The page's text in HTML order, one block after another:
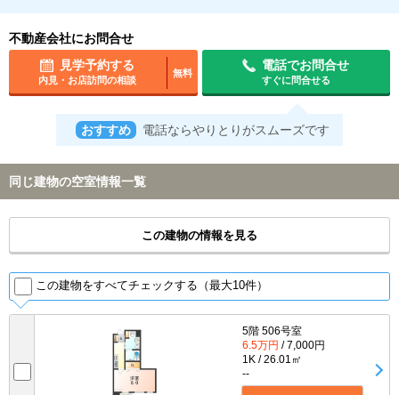
不動産会社にお問合せ
見学予約する
内見・お店訪問の相談
無料
電話でお問合せ
すぐに問合せる
おすすめ 電話ならやりとりがスムーズです
同じ建物の空室情報一覧
この建物の情報を見る
この建物をすべてチェックする（最大10件）
5階 506号室
6.5万円 / 7,000円
1K / 26.01㎡
--